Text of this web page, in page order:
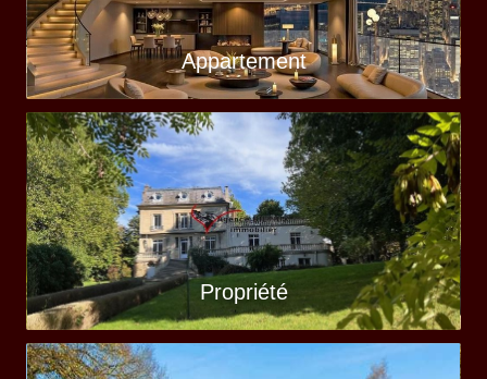
Appartement
Propriété